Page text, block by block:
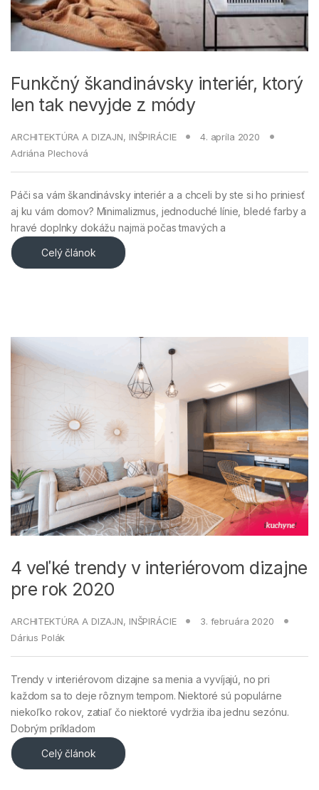
Funkčný škandinávsky interiér, ktorý
len tak nevyjde z módy
ARCHITEKTÚRA A DIZAJN, INŠPIRÁCIE
4. apríla 2020
Adriána Plechová
Páči sa vám škandinávsky interiér a a chceli by ste si ho priniesť
aj ku vám domov? Minimalizmus, jednoduché línie, bledé farby a
hravé doplnky dokážu najmä počas tmavých a
Celý článok
4 veľké trendy v interiérovom dizajne
pre rok 2020
ARCHITEKTÚRA A DIZAJN, INŠPIRÁCIE
3. februára 2020
Dárius Polák
Trendy v interiérovom dizajne sa menia a vyvíjajú, no pri
každom sa to deje rôznym tempom. Niektoré sú populárne
niekoľko rokov, zatiaľ čo niektoré vydržia iba jednu sezónu.
Dobrým príkladom
Celý článok